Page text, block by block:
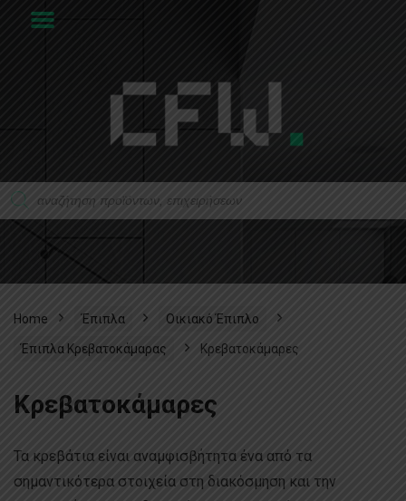
Home Έπιπλα Οικιακό Έπιπλο
Έπιπλα Κρεβατοκάμαρας Κρεβατοκάμαρες
Κρεβατοκάμαρες
Τα κρεβάτια είναι αναμφισβήτητα ένα από τα
σημαντικότερα στοιχεία στη διακόσμηση και την